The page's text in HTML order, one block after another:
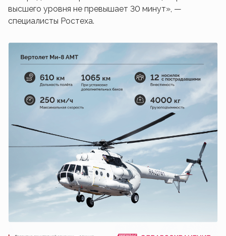
высшего уровня не превышает 30 минут», —
специалисты Ростеха.